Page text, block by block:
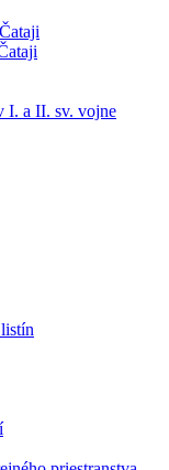
I. a II. sv. vojne